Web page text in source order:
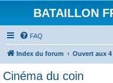
BATAILLON
FAQ
Index du forum Ouvert aux
Cinéma du coin